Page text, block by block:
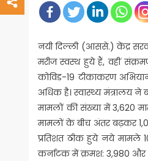
नयी दिल्ली (आससे.) केंद्र
मरीज स्वस्थ हुये हैं, वहीं
कोविड-19 टीकाकरण
अधिक है। स्वास्थ्य मंत्रालय
मामलों की संख्या में 3,620
मामलों के बीच अंतर बढ़कर
प्रतिशत ठीक हुये नये मामले
कर्नाटक में क्रमश: 3,980 और